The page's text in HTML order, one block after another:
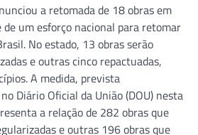
a retomada de 18 obras em
de um esforço nacional para retomar
No estado, 13 obras serão
e outras cinco repactuadas,
A medida, prevista
Diário Oficial da União (DOU) nesta
a relação de 282 obras que
e outras 196 obras que